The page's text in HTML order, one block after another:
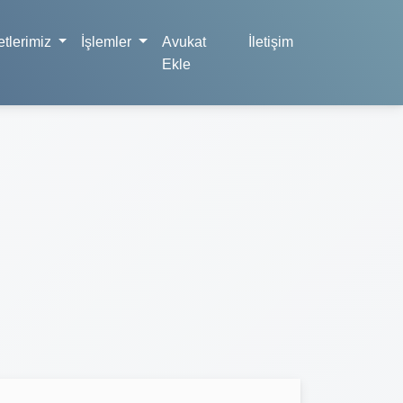
İşlemler
Avukat
Ekle
İletişim